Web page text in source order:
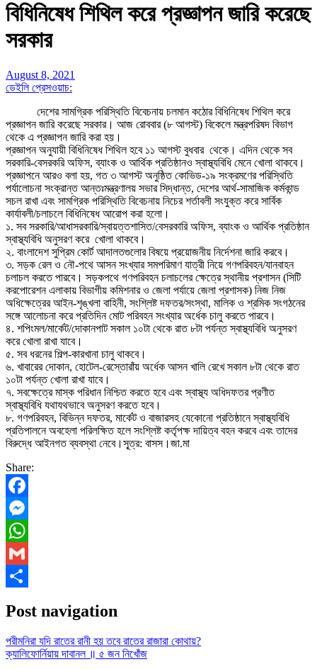
বিধিনিষেধ শিথিল করে প্রজ্ঞাপন জারি করেছে
সরকার
August 8, 2021
ডেইলি প্রেসওয়াচ:
দেশের সামগ্রিক পরিস্থিতি বিবেচনায় চলমান কঠোর বিধিনিষেধ শিথিল করে
প্রজ্ঞাপন জারি করেছে সরকার। আজ রোববার (৮ আগস্ট) বিকেলে মন্ত্রপরিষদ বিভাগ
থেকে এ প্রজ্ঞাপন জারি করা হয়।
প্রজ্ঞাপন অনুযায়ী বিধিনিষেধ শিথিল হবে ১১ আগস্ট বুধবার থেকে। এদিন থেকে সব
সরকারি-বেসরকরি অফিস, ব্যাংক ও আর্থিক প্রতিষ্ঠানও স্বাস্থ্যবিধি মেনে খোলা থাকবে।
প্রজ্ঞাপনে আরও বলা হয়, গত ৩ আগস্ট অনুষ্ঠিত কোভিড-১৯ সংক্রমণের পরিস্থিতি
পর্যালোচনা সংক্রান্ত আন্তঃমন্ত্রণালয় সভার সিদ্ধান্ত, দেশের আর্থ-সামাজিক কর্মকান্ড
সচল রাখা এবং সামগ্রিক পরিস্থিতি বিবেচনায় নিচের শর্তাবলী সংযুক্ত করে সার্বিক
কার্যাবলী/চলাচলে বিধিনিষেধ আরোপ করা হলো।
১. সব সরকারি/আধাসরকারি/স্বায়ত্তশাসিত/বেসরকারি অফিস, ব্যাংক ও আর্থিক প্রতিষ্ঠান
স্বাস্থ্যবিধি অনুসরণ করে খোলা থাকবে।
২. বাংলাদেশ সুপ্রিম কোর্ট আদালতগুলোর বিষয়ে প্রয়োজনীয় নির্দেশনা জারি করবে।
৩. সড়ক রেল ও নৌ-পথে আসন সংখ্যার সমপরিমাণ যাত্রী নিয়ে গণপরিবহন/যানবাহন
চলাচল করতে পারবে। সড়কপথে গণপরিবহন চলাচলের ক্ষেত্রে স্থানীয় প্রশাসন (সিটি
করপোরেশন এলাকায় বিভাগীয় কমিশনার ও জেলা পর্যায়ে জেলা প্রশাসক) নিজ নিজ
অধিক্ষেত্রের আইন-শৃঙ্খলা বাহিনী, সংশ্লিষ্ট দফতর/সংস্থা, মালিক ও শ্রমিক সংগঠনের
সঙ্গে আলোচনা করে প্রতিদিন মোট পরিবহন সংখ্যার অর্ধেক চালু করতে পারবে।
৪. শপিংমল/মার্কেট/দোকানপাট সকাল ১০টা থেকে রাত ৮টা পর্যন্ত স্বাস্থ্যবিধি অনুসরণ
করে খোলা রাখা যাবে।
৫. সব ধরনের শিল্প-কারখানা চালু থাকবে।
৬. খাবারের দোকান, হোটেল-রেস্তোরাঁয় অর্ধেক আসন খালি রেখে সকাল ৮টা থেকে রাত
১০টা পর্যন্ত খোলা রাখা যাবে।
৭. সবক্ষেত্রে মাস্ক পরিধান নিশ্চিত করতে হবে এবং স্বাস্থ্য অধিদফতর প্রণীত
স্বাস্থ্যবিধি যথাযথভাবে অনুসরণ করতে হবে।
৮. গণপরিবহন, বিভিন্ন দফতর, মার্কেট ও বাজারসহ যেকোনো প্রতিষ্ঠানে স্বাস্থ্যবিধি
প্রতিপালনে অবহেলা পরিলক্ষিত হলে সংশ্লিষ্ট কর্তৃপক্ষ দায়িত্ব বহন করবে এবং তাদের
বিরুদ্ধে আইনগত ব্যবস্থা নেবে।সূ্ত্র: বাসস।জা.মা
Share:
Facebook
Messenger
WhatsApp
Gmail
Post navigation
পরীমনিরা যদি রাতের রানী হয় তবে রাতের রাজারা কোথায়?
ক্যালিফোর্নিয়ায় দাবানল ॥ ৫ জন নিখোঁজ